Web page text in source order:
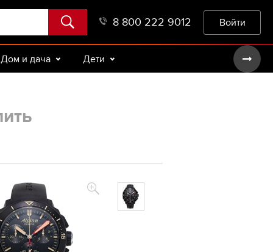
8 800 222 9012 Войти
Дом и дача Дети